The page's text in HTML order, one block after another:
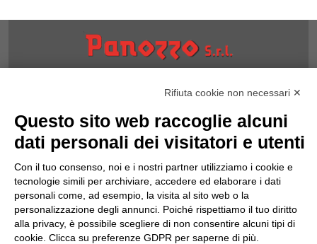
Informativa Cookies
termini & Condizioni
Politica della Qualità
INFORMAZIONI
Contatti
Dove Siamo
Mappa del Sito
Rifiuta cookie non necessari ✕
Questo sito web raccoglie alcuni
dati personali dei visitatori e utenti
Con il tuo consenso, noi e i nostri partner utilizziamo i cookie e
tecnologie simili per archiviare, accedere ed elaborare i dati
personali come, ad esempio, la visita al sito web o la
personalizzazione degli annunci. Poiché rispettiamo il tuo diritto
alla privacy, è possibile scegliere di non consentire alcuni tipi di
cookie. Clicca su preferenze GDPR per saperne di più.